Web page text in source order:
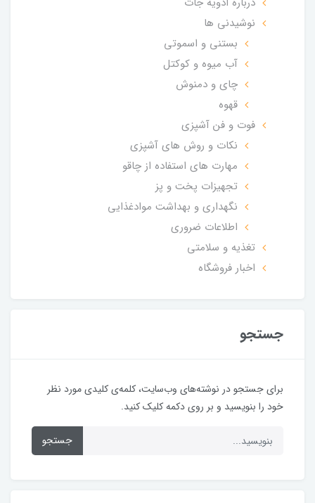
نوشیدنی ها
بستنی و اسموتی
آب میوه و کوکتل
چای و دمنوش
قهوه
فوت و فن آشپزی
نکات و روش های آشپزی
مهارت های استفاده از چاقو
تجهیزات پخت و پز
نگهداری و بهداشت موادغذایی
اطلاعات ضروری
تغذیه و سلامتی
اخبار فروشگاه
جستجو
برای جستجو در نوشته‌های وب‌سایت، کلمه‌ی کلیدی مورد نظر
خود را بنویسید و بر روی دکمه کلیک کنید.
جستجو